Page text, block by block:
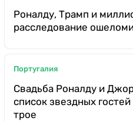
Роналду, Трамп и
расследование
Португалия
Свадьба Роналду и
список звездных
трое